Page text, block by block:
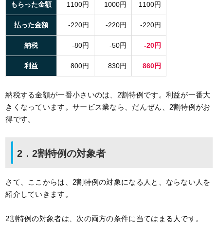
もらった金額 1100円 1000円 1100円
払った金額 -220円 -220円 -220円
納税 -80円 -50円 -20円
利益 800円 830円 860円
納税する金額が一番小さいのは、2割特例です。利益が一番大
きくなっています。サービス業なら、だんぜん、2割特例がお
得です。
2．2割特例の対象者
さて、ここからは、2割特例の対象になる人と、ならない人を
紹介していきます。
2割特例の対象者は、次の両方の条件に当てはまる人です。